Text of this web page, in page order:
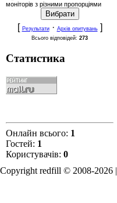
моніторів з різними пропорціями
[ Результати· Архів опитувань]
Всього відповідей: 273
Статистика
Онлайн всього: 1
Гостей: 1
Користувачів: 0
Copyright redfill © 2008-2026 |